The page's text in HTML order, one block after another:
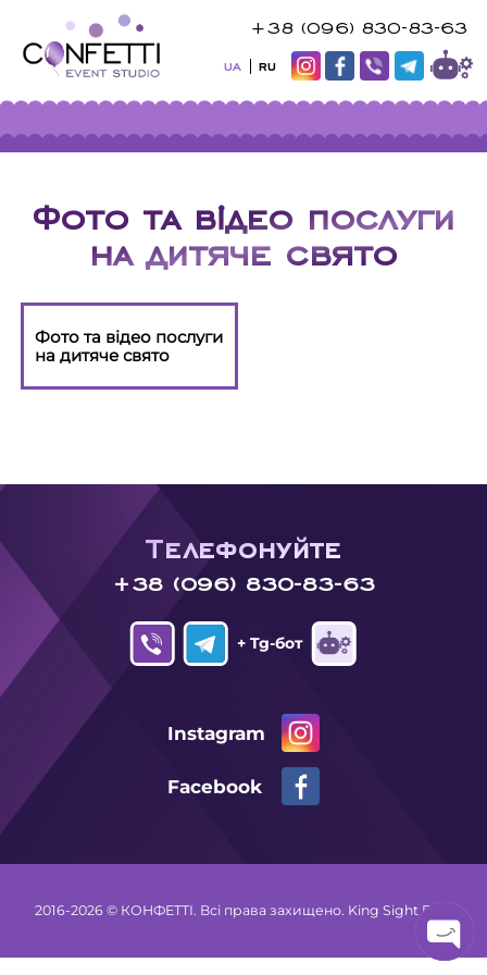
+38 (096) 830-83-63
UA RU
Фото та відео послуги
на дитяче свято
Фото та відео послуги
на дитяче свято
Телефонуйте
+38 (096) 830-83-63
+ Tg-бот
Instagram
Facebook
2016-2026 © КОНФЕТТІ. Всі права захищено. King Sight Dev.